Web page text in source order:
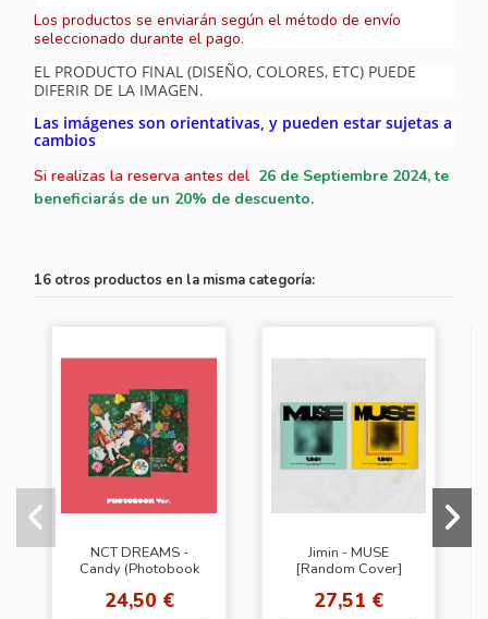
Los productos se enviarán según el método de envío
seleccionado durante el pago.
EL PRODUCTO FINAL (DISEÑO, COLORES, ETC) PUEDE
DIFERIR DE LA IMAGEN.
Las imágenes son orientativas, y pueden estar sujetas a
cambios
Si realizas la reserva antes del 26 de Septiembre 2024, te
beneficiarás de un 20% de descuento.
16 otros productos en la misma categoría:
NCT DREAMS -
Candy (Photobook
24,50 €
Jimin - MUSE
[Random Cover]
27,51 €